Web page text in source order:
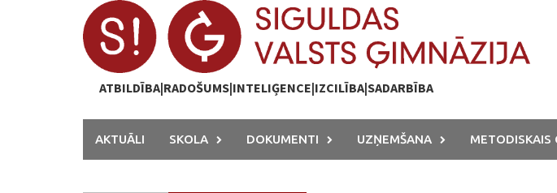
ATBILDĪBA|RADOŠUMS|INTELIĢENCE|IZCILĪBA|SADARBĪBA
AKTUĀLI SKOLA DOKUMENTI UZŅEMŠANA METODISKAIS